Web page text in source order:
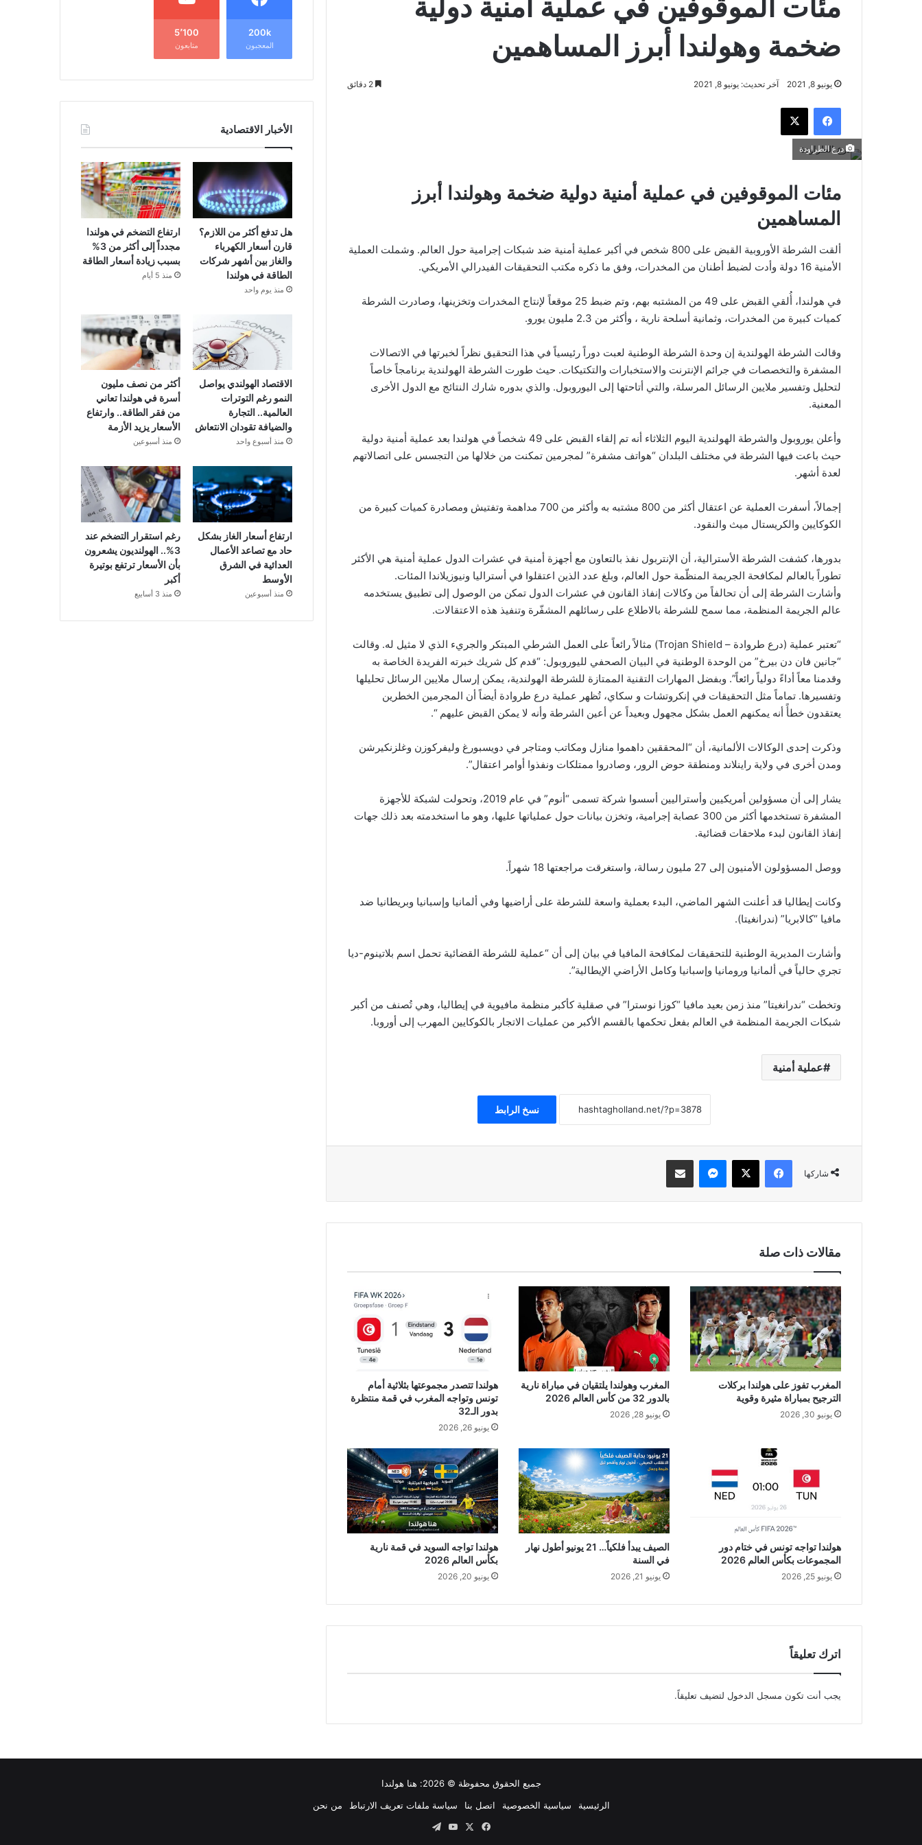
مئات الموقوفين في عملية أمنية دولية
ضخمة وهولندا أبرز المساهمين
يونيو 8, 2021 آخر تحديث: يونيو 8, 2021
فيسبوك ‫X
درع الطراودة
مئات الموقوفين في عملية أمنية دولية ضخمة وهولندا أبرز
المساهمين
ألقت الشرطة الأوروبية القبض على 800 شخص في أكبر عملية أمنية ضد شبكات إجرامية حول العالم. وشملت العملية
الأمنية 16 دولة وأدت لضبط أطنان من المخدرات، وفق ما ذكره مكتب التحقيقات الفيدرالي الأمريكي.
في هولندا، أُلقي القبض على 49 من المشتبه بهم، وتم ضبط 25 موقعاً لإنتاج المخدرات وتخزينها، وصادرت الشرطة
كميات كبيرة من المخدرات، وثمانية أسلحة نارية ، وأكثر من 2.3 مليون يورو.
وقالت الشرطة الهولندية إن وحدة الشرطة الوطنية لعبت دوراً رئيسياً في هذا التحقيق نظراً لخبرتها في الاتصالات
المشفرة والتخصصات في جرائم الإنترنت والاستخبارات والتكتيكات. حيث طورت الشرطة الهولندية برنامجاً خاصاً
لتحليل وتفسير ملايين الرسائل المرسلة، والتي أتاحتها إلى اليوروبول. والذي بدوره شارك النتائج مع الدول الأخرى
المعنية.
وأعلن يوروبول والشرطة الهولندية اليوم الثلاثاء أنه تم إلقاء القبض على 49 شخصاً في هولندا بعد عملية أمنية دولية
حيث باعت فيها الشرطة في مختلف البلدان “هواتف مشفرة” لمجرمين تمكنت من خلالها من التجسس على اتصالاتهم
لعدة أشهر.
إجمالاً، أسفرت العملية عن اعتقال أكثر من 800 مشتبه به وأكثر من 700 مداهمة وتفتيش ومصادرة كميات كبيرة من
الكوكايين والكريستال ميث والنقود.
بدورها، كشفت الشرطة الأسترالية، أن الإنتربول نفذ بالتعاون مع أجهزة أمنية في عشرات الدول عملية أمنية هي الأكثر
تطوراً بالعالم لمكافحة الجريمة المنظّمة حول العالم، وبلغ عدد الذين اعتقلوا في أستراليا ونيوزيلاندا المئات.
وأشارت الشرطة إلى أن تحالفاً من وكالات إنفاذ القانون في عشرات الدول تمكن من الوصول إلى تطبيق يستخدمه
عالم الجريمة المنظمة، مما سمح للشرطة بالاطلاع على رسائلهم المشفّرة وتنفيذ هذه الاعتقالات.
“تعتبر عملية (درع طروادة – Trojan Shield) مثالاً رائعاً على العمل الشرطي المبتكر والجريء الذي لا مثيل له. وقالت
“جانين فان دن بيرخ” من الوحدة الوطنية في البيان الصحفي لليوروبول: “قدم كل شريك خبرته الفريدة الخاصة به
وقدمنا ​​معاً أداءً دولياً رائعاً”. وبفضل المهارات التقنية الممتازة للشرطة الهولندية، يمكن إرسال ملايين الرسائل تحليلها
وتفسيرها. تماماً مثل التحقيقات في إنكروتشات و سكاي، تُظهر عملية درع طروادة أيضاً أن المجرمين الخطرين
يعتقدون خطأً أنه يمكنهم العمل بشكل مجهول وبعيداً عن أعين الشرطة وأنه لا يمكن القبض عليهم “.
وذكرت إحدى الوكالات الألمانية، أن “المحققين داهموا منازل ومكاتب ومتاجر في دويسبورغ وليفركوزن وغلزنكيرشن
ومدن أخرى في ولاية راينلاند ومنطقة حوض الرور، وصادروا ممتلكات ونفذوا أوامر اعتقال”.
يشار إلى أن مسؤولين أمريكيين وأستراليين أسسوا شركة تسمى “أنوم” في عام 2019، وتحولت لشبكة للأجهزة
المشفرة تستخدمها أكثر من 300 عصابة إجرامية، وتخزن بيانات حول عملياتها عليها، وهو ما استخدمته بعد ذلك جهات
إنفاذ القانون لبدء ملاحقات قضائية.
ووصل المسؤولون الأمنيون إلى 27 مليون رسالة، واستغرقت مراجعتها 18 شهراً.
وكانت إيطاليا قد أعلنت الشهر الماضي، البدء بعملية واسعة للشرطة على أراضيها وفي ألمانيا وإسبانيا وبريطانيا ضد
مافيا “كالابريا” (ندرانغيتا).
وأشارت المديرية الوطنية للتحقيقات لمكافحة المافيا في بيان إلى أن “عملية للشرطة القضائية تحمل اسم بلاتينوم-ديا
تجري حالياً في ألمانيا ورومانيا وإسبانيا وكامل الأراضي الإيطالية”.
وتخطت “ندرانغيتا” منذ زمن بعيد مافيا “كوزا نوسترا” في صقلية كأكبر منظمة مافيوية في إيطاليا، وهي تُصنف من أكبر
شبكات الجريمة المنظمة في العالم بفعل تحكمها بالقسم الأكبر من عمليات الاتجار بالكوكايين المهرب إلى أوروبا.
عملية أمنية
نسخ الرابط
شاركها
فيسبوك ‫X ماسنجر مشاركة عبر البريد
مقالات ذات صلة
المغرب تفوز على هولندا بركلات
الترجيح بمباراة مثيرة وقوية
يونيو 30, 2026
المغرب وهولندا يلتقيان في مباراة نارية
بالدور 32 من كأس العالم 2026
يونيو 28, 2026
هولندا تتصدر مجموعتها بثلاثية أمام
تونس وتواجه المغرب في قمة منتظرة
بدور الـ32
يونيو 26, 2026
هولندا تواجه تونس في ختام دور
المجموعات بكأس العالم 2026
يونيو 25, 2026
الصيف يبدأ فلكياً… 21 يونيو أطول نهار
في السنة
يونيو 21, 2026
هولندا تواجه السويد في قمة نارية
بكأس العالم 2026
يونيو 20, 2026
اترك تعليقاً
يجب أنت تكون مسجل الدخول لتضيف تعليقاً.
200k
المعجبون
5٬100
متابعون
الأخبار الاقتصادية
هل تدفع أكثر من اللازم؟
قارن أسعار الكهرباء
والغاز بين أشهر شركات
الطاقة في هولندا
منذ يوم واحد
ارتفاع التضخم في هولندا
مجدداً إلى أكثر من 3%
بسبب زيادة أسعار الطاقة
منذ 5 أيام
الاقتصاد الهولندي يواصل
النمو رغم التوترات
العالمية.. التجارة
والضيافة تقودان الانتعاش
منذ أسبوع واحد
أكثر من نصف مليون
أسرة في هولندا تعاني
من فقر الطاقة.. وارتفاع
الأسعار يزيد الأزمة
منذ أسبوعين
ارتفاع أسعار الغاز بشكل
حاد مع تصاعد الأعمال
العدائية في الشرق
الأوسط
منذ أسبوعين
رغم استقرار التضخم عند
3%.. الهولنديون يشعرون
بأن الأسعار ترتفع بوتيرة
أكبر
منذ 3 أسابيع
جميع الحقوق محفوظة © 2026:
هنا هولندا
الرئيسية
سياسية الخصوصية اتصل بنا سياسة ملفات تعريف الارتباط
من نحن
فيسبوك ‫YouTube
تيلقرام